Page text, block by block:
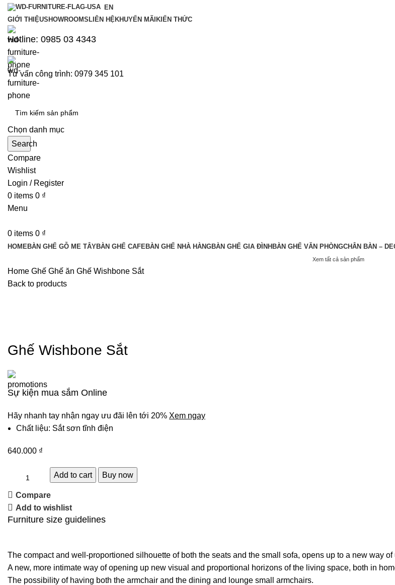
EN
GIỚI THIỆUSHOWROOMS LIÊN HỆKHUYẾN MÃI KIẾN THỨC
Hotline: 0985 03 4343
Tư vấn công trình: 0979 345 101
Chọn danh mục
Search
Compare
Wishlist
Login / Register
0 items 0 ₫
Menu
0 items 0 ₫
HOMEBÀN GHẾ GỖ ME TÂYBÀN GHẾ CAFEBÀN GHẾ NHÀ HÀNGBÀN GHẾ GIA ĐÌNH BÀN GHẾ VĂN PHÒNGCHÂN BÀN –
Xem tất cả sản phẩm
Home Ghế Ghế ăn Ghế Wishbone Sắt
Back to products
Ghế Wishbone Sắt
Sự kiện mua sắm Online
Hãy nhanh tay nhận ngay ưu đãi lên tới 20% Xem ngay
Chất liệu: Sắt sơn tĩnh điện
640.000 ₫
Add to cart Buy now
Compare
Add to wishlist
Furniture size guidelines
The compact and well-proportioned silhouette of both the seats and the small sofa, opens up to a new way
A new, more intimate way of opening up new visual and proportional horizons of the living space, both in
The possibility of having both the armchair and the dining and lounge small armchairs.